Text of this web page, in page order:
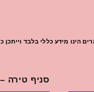
הינו מידע כללי בלבד
סניף טירה